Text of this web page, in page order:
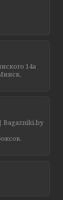
14а
Bagazniki.by